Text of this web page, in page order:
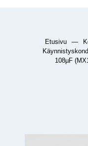
Etusivu —
108µF